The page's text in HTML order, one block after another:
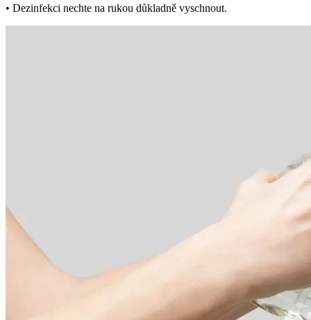
• Dezinfekci nechte na rukou důkladně vyschnout.